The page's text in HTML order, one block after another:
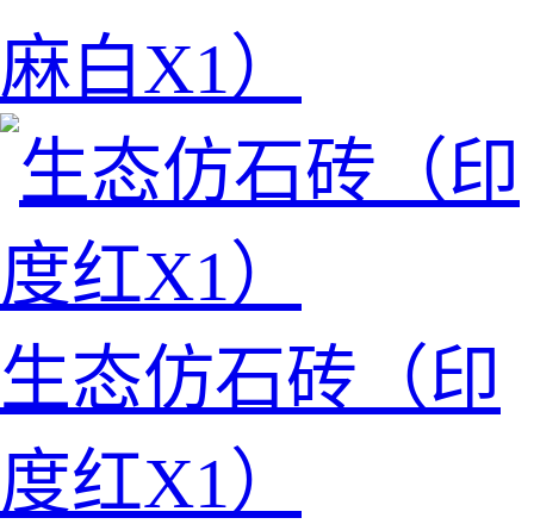
麻白X1）
生态仿石砖（印
度红X1）